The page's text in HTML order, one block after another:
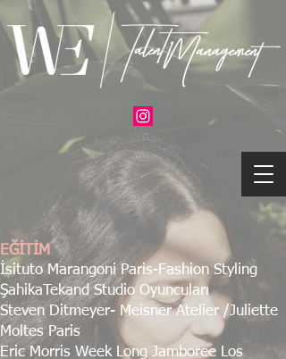
EĞİTİM
İsituto Marangoni Paris-Fashion Styling
ŞahikaTekand Studio Oyuncuları
Steven Ditmeyer- Meisner Atelier /Juliette
Moltes Paris
Eric Morris Week Long Jamboree Los